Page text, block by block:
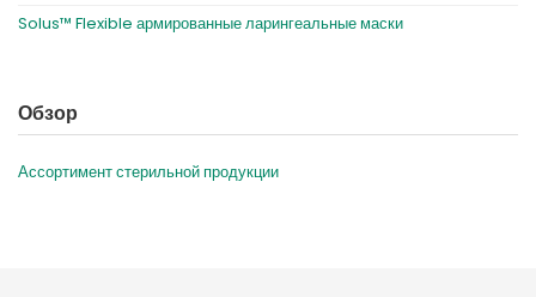
Solus™ Flexible армированные ларингеальные маски
Обзор
Ассортимент стерильной продукции